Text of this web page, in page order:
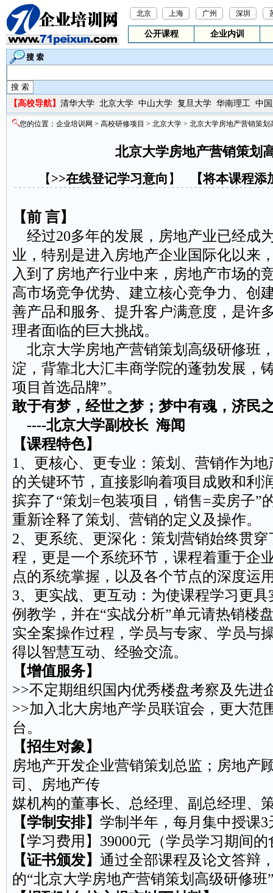
北京 上海 广州 深圳
公开课程 企业内训
【高校导航】 清华大学 北京大学 中山大学 复旦大学 华南理工 中
您的位置： 企业培训网 > 高校研修项目 > 北京大学> 北京大学房地产营销策划
北京大学房地产营销策划
【 >>在线登记学习意向 】 【将本课程添
【前 言】
经过20多年的发展，房地产业已经成
业，特别是进入房地产企业国际化以来
入到了房地产行业中来，房地产市场的
高市场竞争优势、建立核心竞争力、创
善产品和服务、提升客户满意度，是许
理者面临的巨大挑战。
北京大学房地产营销策划高级研修班
淀，背靠北大汇丰商学院的蓬勃发展，
项目 首选品牌”。
敢于有梦，经世之梦；梦中有魂，济民
----北京大学副校长 海闻
【课程特色】
1、更核心、更专业：策划、营销作为
的关键环节，直接影响着项目成败和利
摈弃了“策划=包装项目， 销售=卖房子”
重新诠释了策划、营销的定义及操作。
2、更系统、更深化：策划营销始终贯
程，更是一个系统环节，课程着重于企
点的系统掌握，以及各个节点的深度运
3、更实战、更互动：为使课程学习更
例教学，并在“实战分析”单元请热销楼
实全案操作过程，学员与专家、学员与
得以智慧互动、经验交流。
【增值服务】
>>不定期组织国内优秀楼盘考察及先进
>>加入北大房地产学员联谊会，更大范
台。
【招生对象】
房地产开发企业营销策划总监；房地产
司、房地产传
媒机构的董事长、总经理、副总经理、
【学制安排】 学制半年，每月集中授课
【学习费用】39000元（学员学习期间
【证书颁发】 通过全部课程及论文答辩
的“北京大学房地产营销策划高级研修班